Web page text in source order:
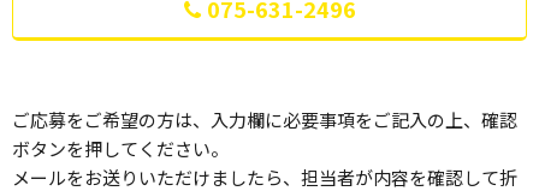
075-631-2496
ご応募をご希望の方は、入力欄に必要事項をご記入の上、確認
ボタンを押してください。
メールをお送りいただけましたら、担当者が内容を確認して折